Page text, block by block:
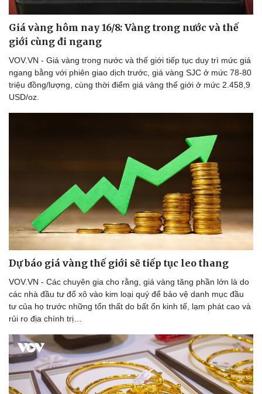
Thể thao
Bóng đá
Lịch thi đấu bóng đá
Ô tô - Xe máy
Ô tô
Giá vàng hôm nay 16/8: Vàng trong nước và thế
giới cùng đi ngang
VOV.VN - Giá vàng trong nước và thế giới tiếp tục duy trì mức giá
ngang bằng với phiên giao dịch trước, giá vàng SJC ở mức 78-80
triệu đồng/lượng, cùng thời điểm giá vàng thế giới ở mức 2.458,9
USD/oz.
Dự báo giá vàng thế giới sẽ tiếp tục leo thang
VOV.VN - Các chuyên gia cho rằng, giá vàng tăng phần lớn là do
các nhà đầu tư đổ xô vào kim loại quý để bảo vệ danh mục đầu
tư của họ trước những tổn thất do bất ổn kinh tế, lạm phát cao và
rủi ro địa chính trị…